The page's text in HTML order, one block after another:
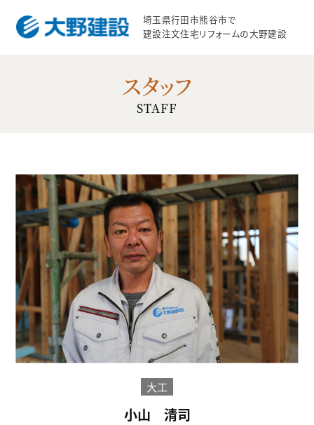
埼玉県行田市熊谷市で
建設注文住宅リフォームの大野建設
スタッフ
STAFF
大工
小山 清司